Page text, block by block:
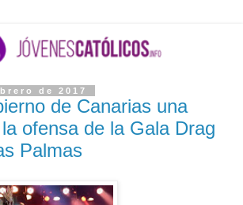
de 2017
de Canarias una
ofensa de la Gala Drag
Palmas